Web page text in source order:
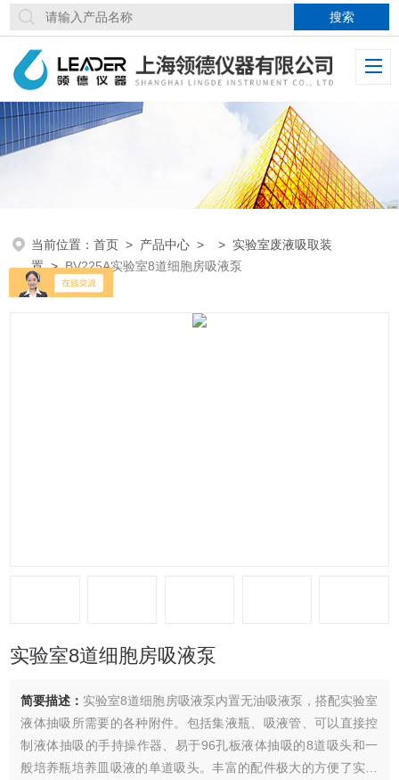
当前位置：首页 > 产品中心 > > 实验室废液吸取装
置>BV225A实验室8道细胞房吸液泵
实验室8道细胞房吸液泵
简要描述： 实验室8道细胞房吸液泵内置无油吸液泵，搭配实验室
液体抽吸所需要的各种附件。包括集液瓶、吸液管、可以直接控
制液体抽吸的手持操作器、易于96孔板液体抽吸的8道吸头和一
般培养瓶培养皿吸液的单道吸头。丰富的配件极大的方便了实验